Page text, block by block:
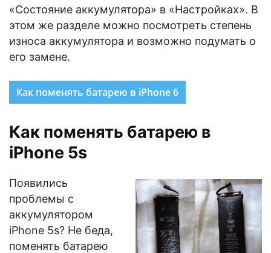
«Состояние аккумулятора» в «Настройках». В
этом же разделе можно посмотреть степень
износа аккумулятора и возможно подумать о
его замене.
Как поменять батарею в iPhone 6
Как поменять батарею в
iPhone 5s
Появились
проблемы с
аккумулятором
iPhone 5s? Не беда,
поменять батарею